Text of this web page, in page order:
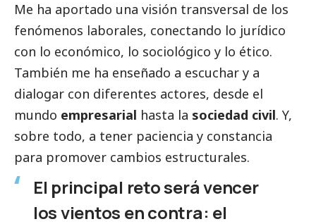
Me ha aportado una visión transversal de los
fenómenos laborales, conectando lo jurídico
con lo económico, lo sociológico y lo ético.
También me ha enseñado a escuchar y a
dialogar con diferentes actores, desde el
mundo empresarial hasta la sociedad civil. Y,
sobre todo, a tener paciencia y constancia
para promover cambios estructurales.
El principal reto será vencer
los vientos en contra: el